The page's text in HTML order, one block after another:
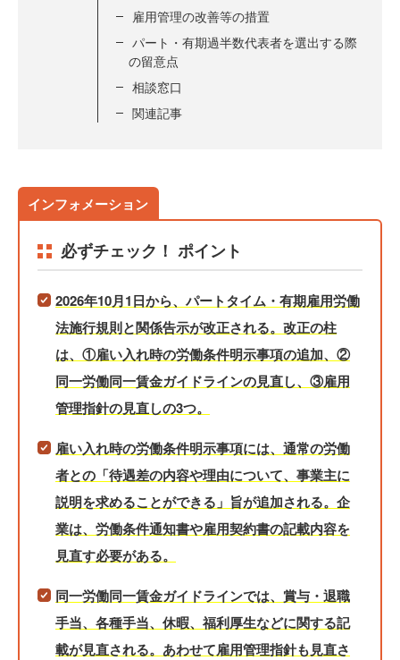
雇用管理の改善等の措置
パート・有期過半数代表者を選出する際
の留意点
相談窓口
関連記事
必ずチェック！ ポイント
2026年10月1日から、パートタイム・有期雇用労働
法施行規則と関係告示が改正される。改正の柱
は、①雇い入れ時の労働条件明示事項の追加、②
同一労働同一賃金ガイドラインの見直し、③雇用
管理指針の見直しの3つ。
雇い入れ時の労働条件明示事項には、通常の労働
者との「待遇差の内容や理由について、事業主に
説明を求めることができる」旨が追加される。企
業は、労働条件通知書や雇用契約書の記載内容を
見直す必要がある。
同一労働同一賃金ガイドラインでは、賞与・退職
手当、各種手当、休暇、福利厚生などに関する記
載が見直される。あわせて雇用管理指針も見直さ